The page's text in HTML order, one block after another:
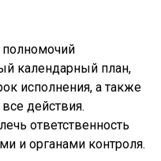
календарный план,
исполнения, а также
действия.
ответственность
и органами контроля.